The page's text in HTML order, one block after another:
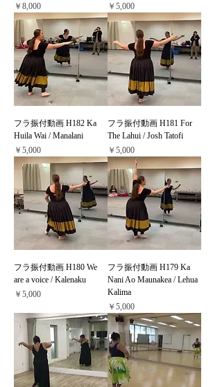
価格
￥8,000
価格
￥5,000
フラ振付動画 H182 Ka
Huila Wai / Manalani
価格
￥5,000
フラ振付動画 H181 For
The Lahui / Josh Tatofi
価格
￥5,000
フラ振付動画 H180 We
are a voice / Kalenaku
価格
￥5,000
フラ振付動画 H179 Ka
Nani Ao Maunakea / Lehua
Kalima
価格
￥5,000